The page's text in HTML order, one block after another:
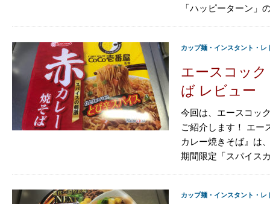
「ハッピーターン
カップ麺・インスタント・レ
エースコッ
ば レビュー
今回は、エースコッ
ご紹介します！ エー
カレー焼きそば』は
期間限定「スパイス
カップ麺・インスタント・レ